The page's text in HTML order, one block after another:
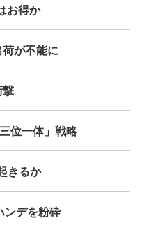
お得か
が不能に
撃
位一体」戦略
きるか
ンデを粉砕